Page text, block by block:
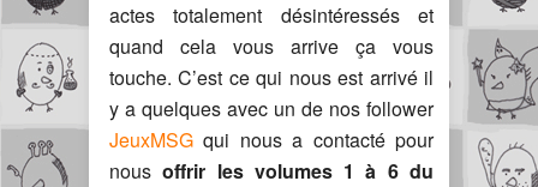
actes totalement désintéressés et
quand cela vous arrive ça vous
touche. C’est ce qui nous est arrivé il
y a quelques avec un de nos follower
JeuxMSG qui nous a contacté pour
nousoffrir les volumes 1 à 6 du